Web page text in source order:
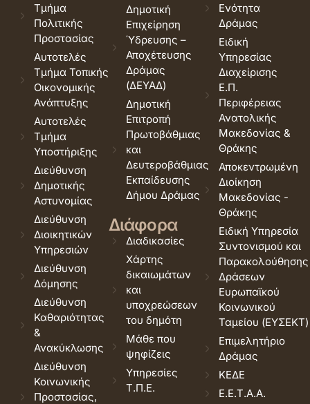
Τμήμα
Πολιτικής
Προστασίας
Αυτοτελές
Τμήμα Τοπικής
Οικονομικής
Ανάπτυξης
Αυτοτελές
Τμήμα
Υποστήριξης
Διεύθυνση
Δημοτικής
Αστυνομίας
Διεύθυνση
Διοικητικών
Υπηρεσιών
Διεύθυνση
Δόμησης
Διεύθυνση
Καθαριότητας
&
Ανακύκλωσης
Διεύθυνση
Κοινωνικής
Προστασίας,
Δημοτική
Επιχείρηση
Ύδρευσης –
Αποχέτευσης
Δράμας
(ΔΕΥΑΔ)
Δημοτική
Επιτροπή
Πρωτοβάθμιας
και
Δευτεροβάθμιας
Εκπαίδευσης
Δήμου Δράμας
Διάφορα
Διαδικασίες
Χάρτης
δικαιωμάτων
και
υποχρεώσεων
του δημότη
Μάθε που
ψηφίζεις
Υπηρεσίες
Τ.Π.Ε.
Ενότητα
Δράμας
Ειδική
Υπηρεσίας
Διαχείρισης
Ε.Π.
Περιφέρειας
Ανατολικής
Μακεδονίας &
Θράκης
Αποκεντρωμένη
Διοίκηση
Μακεδονίας -
Θράκης
Ειδική Υπηρεσία
Συντονισμού και
Παρακολούθησης
Δράσεων
Ευρωπαϊκού
Κοινωνικού
Ταμείου (ΕΥΣΕΚΤ)
Επιμελητήριο
Δράμας
ΚΕΔΕ
Ε.Ε.Τ.Α.Α.